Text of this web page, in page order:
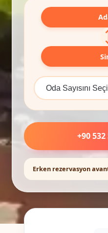
+90 532
Erken rezervasyon